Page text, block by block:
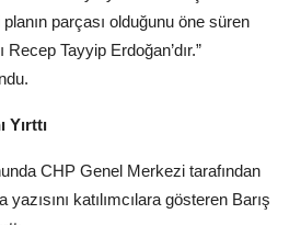
parçası olduğunu öne süren
Recep Tayyip Erdoğan’dır.”
Yırttı
CHP Genel Merkezi tarafından
katılımcılara gösteren Barış